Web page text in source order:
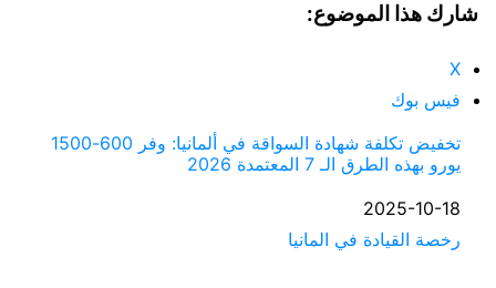
شارك هذا الموضوع:
X
فيس بوك
تخفيض تكلفة شهادة السواقة في ألمانيا: وفر 600-1500
يورو بهذه الطرق الـ 7 المعتمدة 2026
التاريخ
2025-10-18
في ما يتعلق بما يأتي
رخصة القيادة في المانيا